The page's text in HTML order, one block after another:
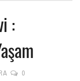
:
0